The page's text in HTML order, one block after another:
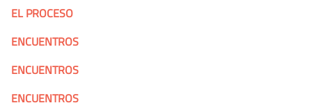
EL PROCESO
ENCUENTROS
ENCUENTROS
ENCUENTROS